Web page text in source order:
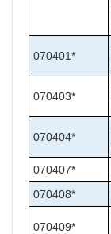
070401*
070403*
070404*
070407*
070408*
070409*